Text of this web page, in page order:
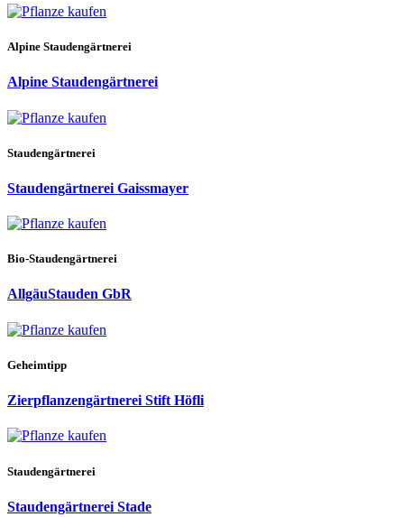
Alpine Staudengärtnerei
Alpine Staudengärtnerei
Staudengärtnerei
Staudengärtnerei Gaissmayer
Bio-Staudengärtnerei
AllgäuStauden GbR
Geheimtipp
Zierpflanzengärtnerei Stift Höfli
Staudengärtnerei
Staudengärtnerei Stade